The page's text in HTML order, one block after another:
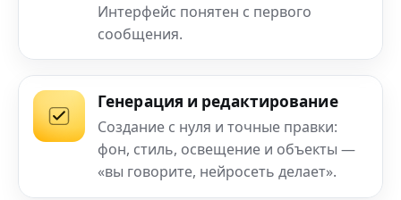
Интерфейс понятен с первого
сообщения.
Генерация и редактирование
Создание с нуля и точные правки:
фон, стиль, освещение и объекты —
«вы говорите, нейросеть делает».